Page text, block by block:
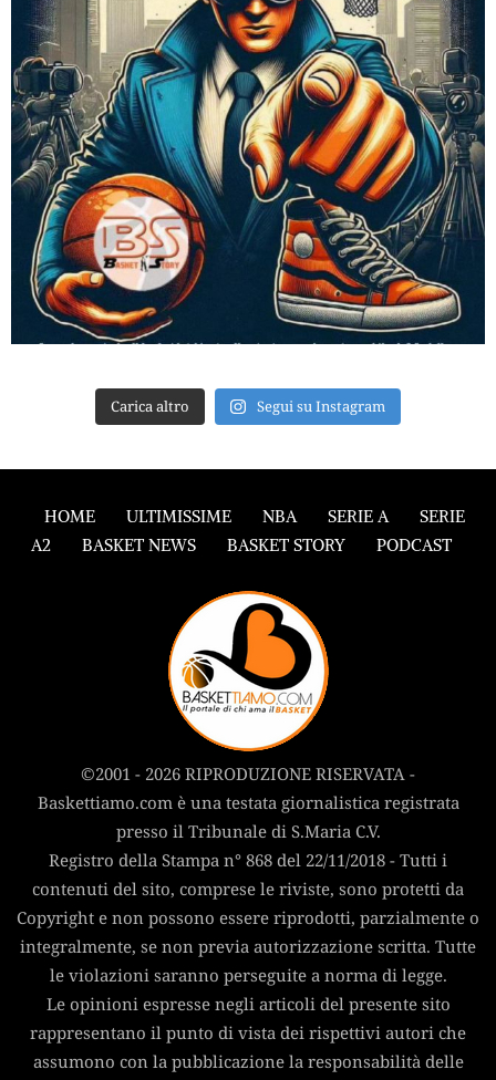
Carica altro Segui su Instagram
HOME ULTIMISSIME NBA SERIE A
SERIE
A2
BASKET NEWS BASKET STORY PODCAST
©2001 - 2026 RIPRODUZIONE RISERVATA -
Baskettiamo.com è una testata giornalistica registrata
presso il Tribunale di S.Maria C.V.
Registro della Stampa n° 868 del 22/11/2018 - Tutti i
contenuti del sito, comprese le riviste, sono protetti da
Copyright e non possono essere riprodotti, parzialmente o
integralmente, se non previa autorizzazione scritta. Tutte
le violazioni saranno perseguite a norma di legge.
Le opinioni espresse negli articoli del presente sito
rappresentano il punto di vista dei rispettivi autori che
assumono con la pubblicazione la responsabilità delle